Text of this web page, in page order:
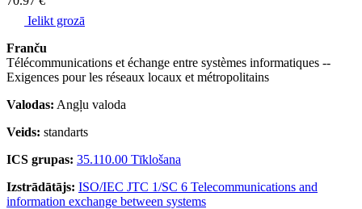
Ielikt grozā
Franču
Télécommunications et échange entre systèmes informatiques --
Exigences pour les réseaux locaux et métropolitains
Valodas: Angļu valoda
Veids: standarts
ICS grupas: 35.110.00 Tīklošana
Izstrādātājs: ISO/IEC JTC 1/SC 6 Telecommunications and
information exchange between systems